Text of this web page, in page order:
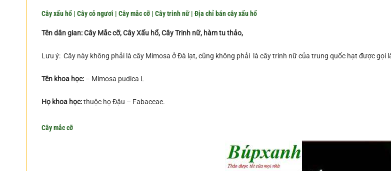
Cây xấu hổ | Cây cỏ ngươi | Cây mắc cỡ | Cây trinh nữ | Địa chỉ bán cây xấu hổ
Tên dân gian: Cây Mắc cỡ, Cây Xấu hổ, Cây Trinh nữ, hàm tu thảo,
Lưu ý: Cây này không phải là cây Mimosa ở Đà lạt, cũng không phải là cây trinh nữ của trung quốc hạt được gọi
Tên khoa học: – Mimosa pudica L
Họ khoa học:thuộc họ Ðậu – Fabaceae.
Cây mắc cỡ